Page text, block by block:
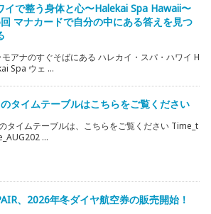
イで整う身体と心〜Halekai Spa Hawaii〜
マナカードで自分の中にある答えを見つ
モアナのすぐそばにある ハレカイ・スパ・ハワイ H
Spa ウェ ...
タイムテーブルはこちらをご覧ください
タイムテーブルは、こちらをご覧ください Time_t
...
、2026年冬ダイヤ航空券の販売開始！